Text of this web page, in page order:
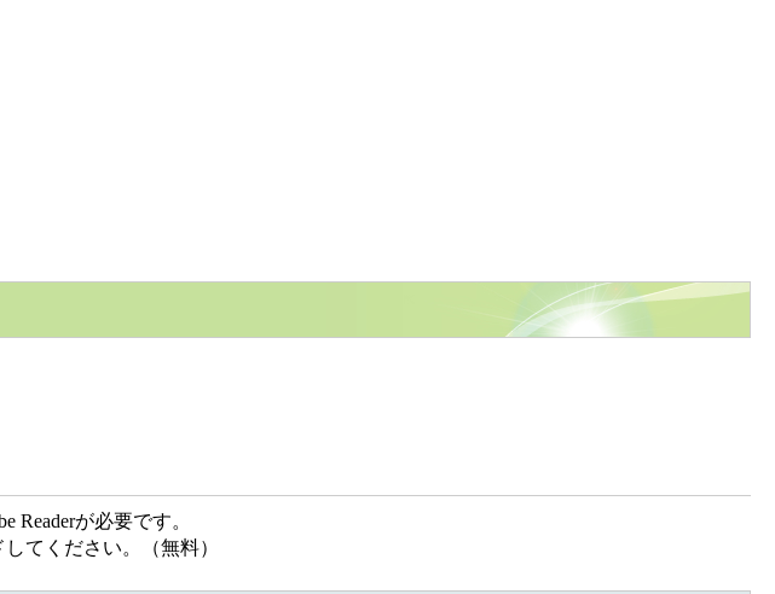
Readerが必要です。
てください。（無料）